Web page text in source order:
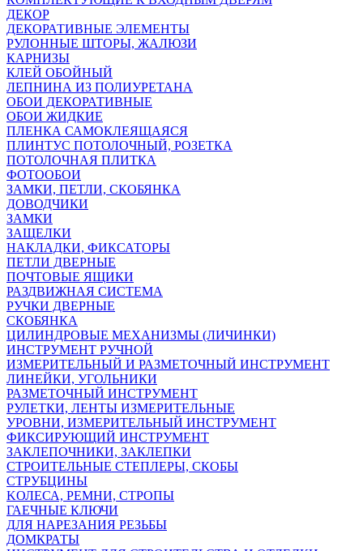
ДЕКОР
ДЕКОРАТИВНЫЕ ЭЛЕМЕНТЫ
РУЛОННЫЕ ШТОРЫ, ЖАЛЮЗИ
КАРНИЗЫ
КЛЕЙ ОБОЙНЫЙ
ЛЕПНИНА ИЗ ПОЛИУРЕТАНА
ОБОИ ДЕКОРАТИВНЫЕ
ОБОИ ЖИДКИЕ
ПЛЕНКА САМОКЛЕЯЩАЯСЯ
ПЛИНТУС ПОТОЛОЧНЫЙ, РОЗЕТКА
ПОТОЛОЧНАЯ ПЛИТКА
ФОТООБОИ
ЗАМКИ, ПЕТЛИ, СКОБЯНКА
ДОВОДЧИКИ
ЗАМКИ
ЗАЩЕЛКИ
НАКЛАДКИ, ФИКСАТОРЫ
ПЕТЛИ ДВЕРНЫЕ
ПОЧТОВЫЕ ЯЩИКИ
РАЗДВИЖНАЯ СИСТЕМА
РУЧКИ ДВЕРНЫЕ
СКОБЯНКА
ЦИЛИНДРОВЫЕ МЕХАНИЗМЫ (ЛИЧИНКИ)
ИНСТРУМЕНТ РУЧНОЙ
ИЗМЕРИТЕЛЬНЫЙ И РАЗМЕТОЧНЫЙ ИНСТРУМЕНТ
ЛИНЕЙКИ, УГОЛЬНИКИ
РАЗМЕТОЧНЫЙ ИНСТРУМЕНТ
РУЛЕТКИ, ЛЕНТЫ ИЗМЕРИТЕЛЬНЫЕ
УРОВНИ, ИЗМЕРИТЕЛЬНЫЙ ИНСТРУМЕНТ
ФИКСИРУЮЩИЙ ИНСТРУМЕНТ
ЗАКЛЕПОЧНИКИ, ЗАКЛЕПКИ
СТРОИТЕЛЬНЫЕ СТЕПЛЕРЫ, СКОБЫ
СТРУБЦИНЫ
KОЛЕСА, РЕМНИ, СТРОПЫ
ГАЕЧНЫЕ КЛЮЧИ
ДЛЯ НАРЕЗАНИЯ РЕЗЬБЫ
ДОМКРАТЫ